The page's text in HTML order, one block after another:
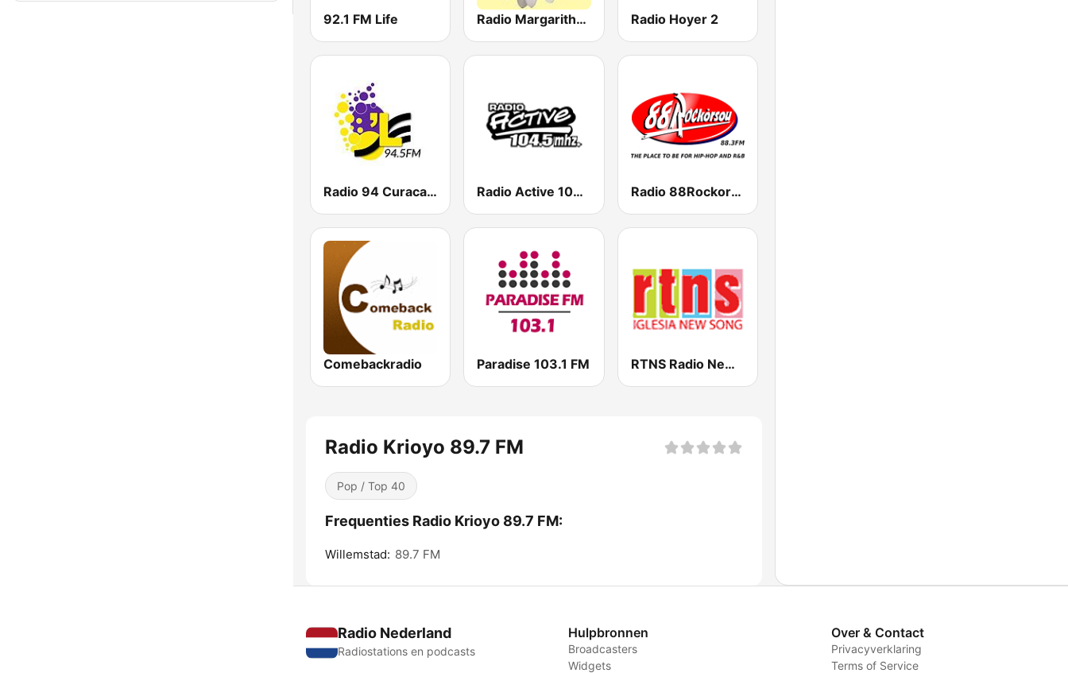
92.1 FM Life Radio Margaritha 90.3 FM Radio Hoyer 2
Radio 94 Curacao 94.5 FM Radio Active 104.5 FM Radio 88Rockorsou
Comebackradio Paradise 103.1 FM RTNS Radio New Song
Radio Krioyo 89.7 FM
Pop / Top 40
Frequenties Radio Krioyo 89.7 FM:
Willemstad: 89.7 FM
Radio Nederland
Radiostations en podcasts
Hulpbronnen
Broadcasters
Widgets
Over & Contact
Privacyverklaring
Terms of Service